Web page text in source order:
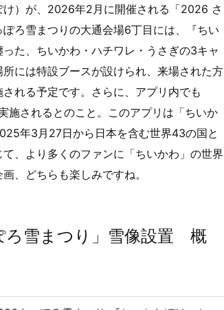
）が、2026年2月に開催される「2026 さ
ろ雪まつりの大通会場6丁目には、『ちい
た、ちいかわ・ハチワレ・うさぎの3キャ
には特設ブースが設けられ、来場された方
れる予定です。さらに、アプリ内でも
施されるとのこと。このアプリは「ちいか
年3月27日から日本を含む世界43の国と
、より多くのファンに「ちいかわ」の世界
、どちらも楽しみですね。
ろ雪まつり」雪像設置 概